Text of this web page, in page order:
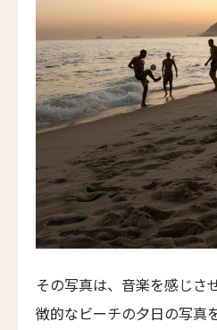
ツインパームス ・テント
Twinpalms Tented Camp Phuket
オリエンタル・レジデンス
Oriental Residence Bangkok
タル・ヴィラス・ザ・ロン
Taru Villas the long house
ヴァルサナ・ホテル・アロ
Valsana Hotel Arosa
クラン・アンバサダー
コルデ・デ・アルプ・ホテ
その写真は、音楽を感じさ
徴的なビーチの夕日の写真